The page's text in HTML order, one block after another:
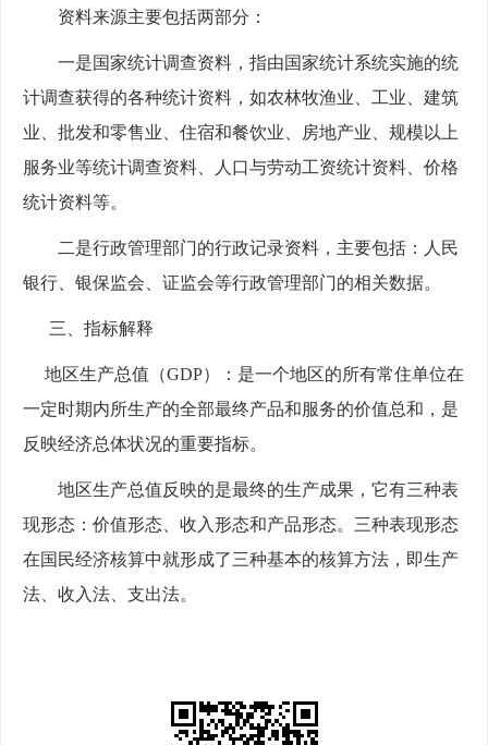
资料来源主要包括两部分：
一是国家统计调查资料，指由国家统计系统实施的统
计调查获得的各种统计资料，如农林牧渔业、 工业、建筑
业、批发和零售业、住宿和餐饮业、房地产业、规模以上
服务业等统计调查资料、人口与劳动工资统计资料、价格
统计资料等。
二是行政管理部门的行政记录资料，主要包括：人民
银行、银保监会、证监会等行政管理部门的相关数据。
三、指标解释
地区生产总值（GDP）：是一个地区的所有常住单位在
一定时期内所生产的全部最终产品和服务的价值总和，是
反映经济总体状况的重要指标。
地区生产总值反映的是最终的生产成果，它有三种表
现形态：价值形态、收入形态和产品形态。三种表现形态
在国民经济核算中就形成了三种基本的核算方法，即生产
法、收入法、支出法。